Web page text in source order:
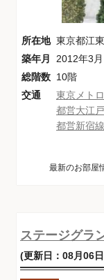
所在地 東京都江
築年月
2012年3
総階数 10階
交通
東京メト
都営大江
都営新宿線
最新のお部屋
ステージグラ
(更新日：08月06